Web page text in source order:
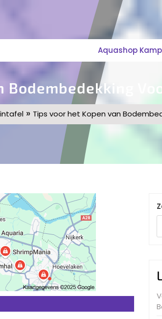
Aquashop
Bodembedekking
» Tips voor het Kopen van